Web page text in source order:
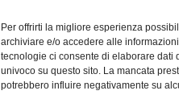
Per offrirti la migliore esperienza
archiviare e/o accedere alle
tecnologie ci consente di elaborare dati
univoco su questo sito. La mancata
potrebbero influire negativamente su